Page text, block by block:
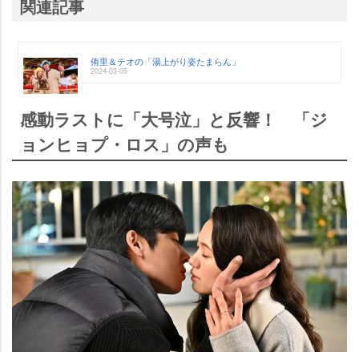
関連記事
侑里＆テオの「湯上がり姿たまらん」
2024-03-05
感動ラストに「大号泣」と反響！ 「ジ
ョンヒョプ・ロス」の声も